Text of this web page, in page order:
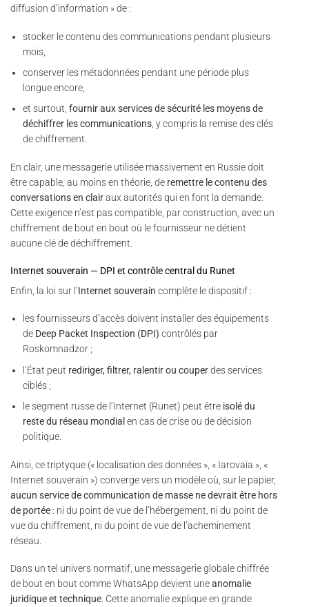
diffusion d’information » de :
stocker le contenu des communications pendant plusieurs
mois,
conserver les métadonnées pendant une période plus
longue encore,
et surtout,fournir aux services de sécurité les moyens de
déchiffrer les communications, y compris la remise des clés
de chiffrement.
En clair, une messagerie utilisée massivement en Russie doit
être capable, au moins en théorie, de remettre le contenu des
conversations en clairaux autorités qui en font la demande.
Cette exigence n’est pas compatible, par construction, avec un
chiffrement de bout en bout où le fournisseur ne détient
aucune clé de déchiffrement.
Internet souverain — DPI et contrôle central du Runet
Enfin, la loi sur l’Internet souverain complète le dispositif :
les fournisseurs d’accès doivent installer des équipements
de Deep Packet Inspection (DPI) contrôlés par
Roskomnadzor ;
l’État peut rediriger, filtrer, ralentir ou couperdes services
ciblés ;
le segment russe de l’Internet (Runet) peut être isolé du
reste du réseau mondial en cas de crise ou de décision
politique.
Ainsi, ce triptyque (« localisation des données », « Iarovaïa », «
Internet souverain ») converge vers un modèle où, sur le papier,
aucun service de communication de masse ne devrait être hors
de portée : ni du point de vue de l’hébergement, ni du point de
vue du chiffrement, ni du point de vue de l’acheminement
réseau.
Dans un tel univers normatif, une messagerie globale chiffrée
de bout en bout comme WhatsApp devient uneanomalie
juridique et technique . Cette anomalie explique en grande